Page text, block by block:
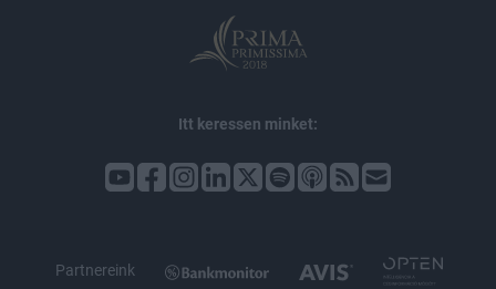
Itt keressen minket:
Partnereink